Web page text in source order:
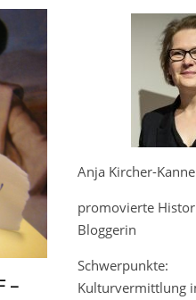
–
Anja Kircher-
promovierte
Bloggerin
Schwerpunkte:
Kulturvermittlung